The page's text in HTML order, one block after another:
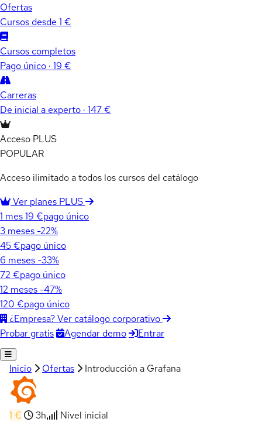
Ofertas
Cursos desde 1 €
Cursos completos
Pago único · 19 €
Carreras
De inicial a experto · 147 €
Acceso PLUS
POPULAR
Acceso ilimitado a todos los cursos del catálogo
Ver planes PLUS
1 mes19 €pago único
3 meses -22%
45 €pago único
6 meses -33%
72 €pago único
12 meses -47%
120 €pago único
¿Empresa? Ver catálogo corporativo
Probar gratis
Agendar demo Entrar
Inicio Ofertas Introducción a Grafana
1 € 3h Nivel inicial